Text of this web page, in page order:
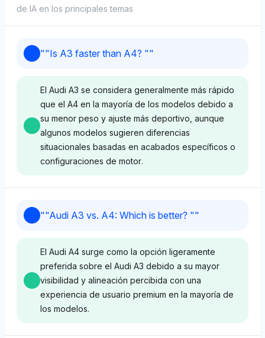
de IA en los principales temas
""Is A3 faster than A4? ""
El Audi A3 se considera generalmente más rápido
que el A4 en la mayoría de los modelos debido a
su menor peso y ajuste más deportivo, aunque
algunos modelos sugieren diferencias
situacionales basadas en acabados específicos o
configuraciones de motor.
Perplexity favorece a Audi con una cuota de
desempeño que sugieren que el A3 es más rápido
que el A4 debido a su chasis más ligero, con un
tono de sentimiento positivo.
""Audi A3 vs. A4: Which is better? ""
El Audi A4 surge como la opción ligeramente
preferida sobre el Audi A3 debido a su mayor
visibilidad y alineación percibida con una
experiencia de usuario premium en la mayoría de
los modelos.